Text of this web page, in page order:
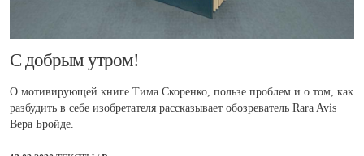
​С добрым утром!
О мотивирующей книге Тима Скоренко, пользе проблем и о том, как
разбудить в себе изобретателя рассказывает обозреватель Rara Avis
Вера Бройде.